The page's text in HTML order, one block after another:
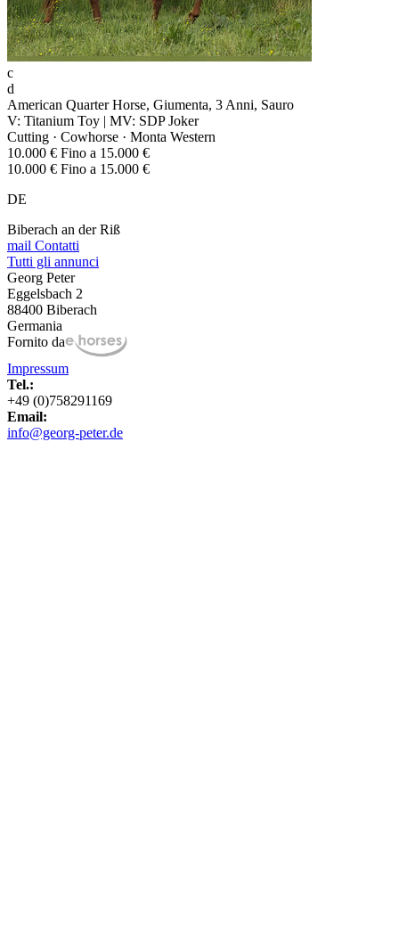
c
d
American Quarter Horse, Giumenta, 3 Anni, Sauro
V: Titanium Toy | MV: SDP Joker
Cutting · Cowhorse · Monta Western
10.000 € Fino a 15.000 €
10.000 € Fino a 15.000 €
DE
Biberach an der Riß
mail Contatti
Tutti gli annunci
Georg Peter
Eggelsbach 2
88400 Biberach
Germania
Fornito da
Impressum
Tel.:
+49 (0)758291169
Email:
info@georg-peter.de